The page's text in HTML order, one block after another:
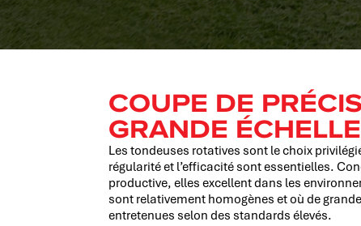
COUPE DE
GRANDE
Les tondeuses rotatives sont le choix
régularité et l’efficacité sont essentielles.
productive, elles excellent dans les
sont relativement homogènes et où de
entretenues selon des standards élevés.